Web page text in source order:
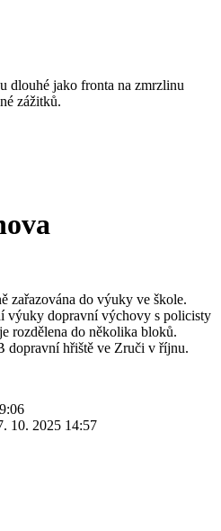
dlouhé jako fronta na zmrzlinu
zážitků.
zařazována do výuky ve škole.
výuky dopravní výchovy s policisty
rozdělena do několika bloků.
dopravní hřiště ve Zruči v říjnu.
10. 2025 14:57